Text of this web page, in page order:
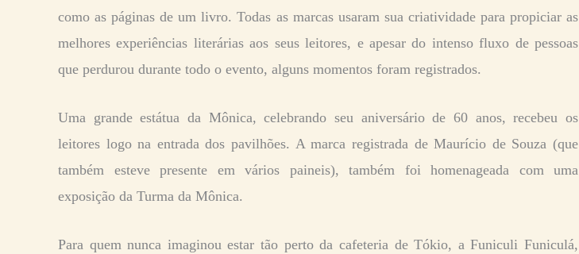
como as páginas de um livro. Todas as marcas usaram sua criatividade para propiciar as
melhores experiências literárias aos seus leitores, e apesar do intenso fluxo de pessoas
que perdurou durante todo o evento, alguns momentos foram registrados.
Uma grande estátua da Mônica, celebrando seu aniversário de 60 anos, recebeu os
leitores logo na entrada dos pavilhões. A marca registrada de Maurício de Souza (que
também esteve presente em vários paineis), também foi homenageada com uma
exposição da Turma da Mônica.
Para quem nunca imaginou estar tão perto da cafeteria de Tókio, a Funiculi Funiculá,